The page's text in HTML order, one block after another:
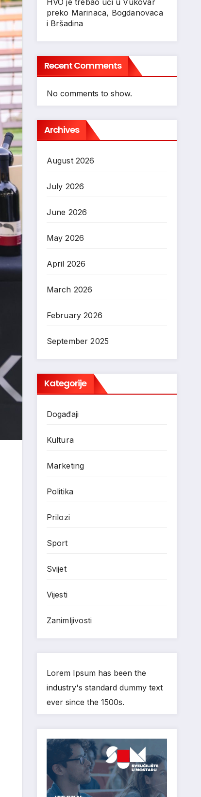
HVO je trebao ući u Vukovar
preko Marinaca, Bogdanovaca
i Bršadina
Recent Comments
No comments to show.
Archives
August 2026
July 2026
June 2026
May 2026
April 2026
March 2026
February 2026
September 2025
Kategorije
Događaji
Kultura
Marketing
Politika
Prilozi
Sport
Svijet
Vijesti
Zanimljivosti
Lorem Ipsum has been the
industry's standard dummy text
ever since the 1500s.